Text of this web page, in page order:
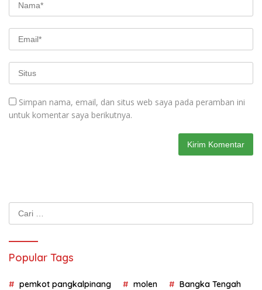
Simpan nama, email, dan situs web saya pada peramban ini
untuk komentar saya berikutnya.
Cari
untuk:
Popular Tags
pemkot pangkalpinang molen Bangka Tengah